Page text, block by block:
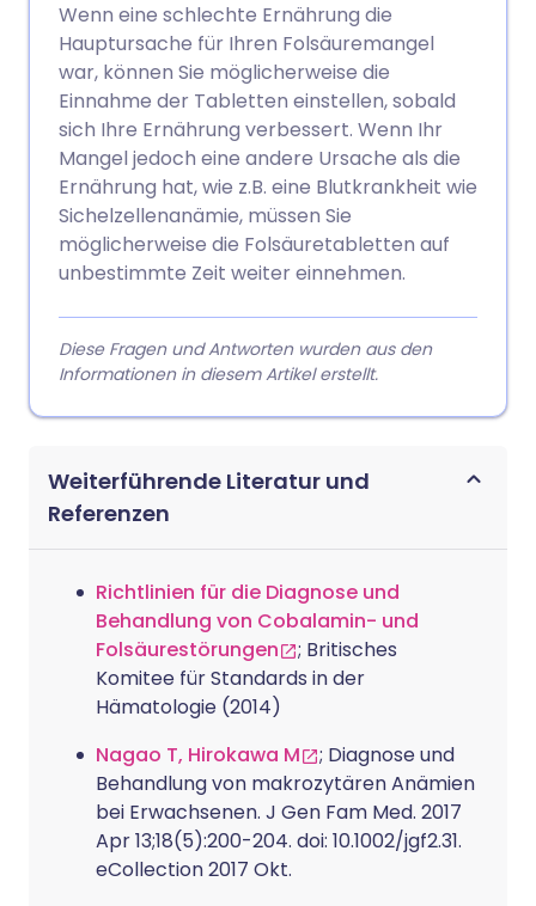
Wenn eine schlechte Ernährung die
Hauptursache für Ihren Folsäuremangel
war, können Sie möglicherweise die
Einnahme der Tabletten einstellen, sobald
sich Ihre Ernährung verbessert. Wenn Ihr
Mangel jedoch eine andere Ursache als die
Ernährung hat, wie z.B. eine Blutkrankheit wie
Sichelzellenanämie, müssen Sie
möglicherweise die Folsäuretabletten auf
unbestimmte Zeit weiter einnehmen.
Diese Fragen und Antworten wurden aus den
Informationen in diesem Artikel erstellt.
Weiterführende Literatur und
Referenzen
Richtlinien für die Diagnose und
Behandlung von Cobalamin- und
Folsäurestörungen
; Britisches
Komitee für Standards in der
Hämatologie (2014)
Nagao T, Hirokawa M
; Diagnose und
Behandlung von makrozytären Anämien
bei Erwachsenen. J Gen Fam Med. 2017
Apr 13;18(5):200-204. doi: 10.1002/jgf2.31.
eCollection 2017 Okt.